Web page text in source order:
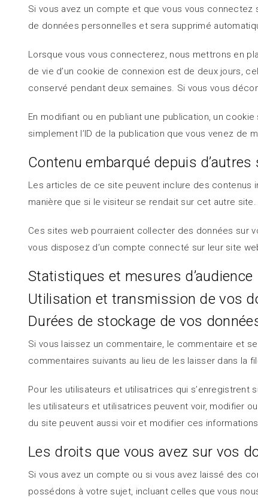
Si vous avez un compte et que vous vous
de données personnelles et sera supprimé
Lorsque vous vous connecterez, nous mettrons en
de vie d’un cookie de connexion est de deux jours,
conservé pendant deux semaines. Si vous vous
En modifiant ou en publiant une publication, un
simplement l’ID de la publication que vous venez de
Contenu embarqué depuis d’autres
Les articles de ce site peuvent inclure des contenus
manière que si le visiteur se rendait sur cet autre site.
Ces sites web pourraient collecter des données sur
vous disposez d’un compte connecté sur leur site
Statistiques et mesures d’audience
Utilisation et transmission de vos
Durées de stockage de vos
Si vous laissez un commentaire, le commentaire et
commentaires suivants au lieu de les laisser dans la
Pour les utilisateurs et utilisatrices qui
les utilisateurs et utilisatrices peuvent voir, modifier
du site peuvent aussi voir et modifier ces
Les droits que vous avez sur vos
Si vous avez un compte ou si vous avez laissé des
possédons à votre sujet, incluant celles que vous